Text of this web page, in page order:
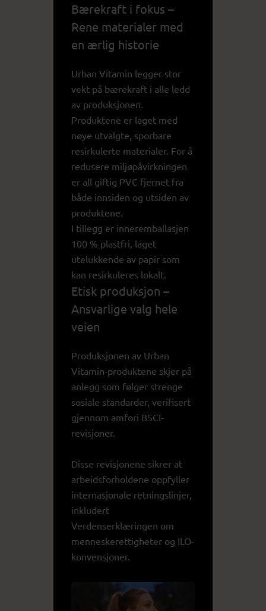
Bærekraft i fokus –
Rene materialer med
en ærlig historie
Urban Vitamin legger stor
vekt på bærekraft i alle ledd
av produksjonen.
Produktene er laget med
nøye utvalgte, sporbare
resirkulerte materialer. For å
redusere miljøpåvirkningen
er all giftig PVC fjernet fra
både innsiden og utsiden av
produktene.
I tillegg er inneremballasjen
100 % plastfri, laget
utelukkende av papir som
kan resirkuleres lokalt.
Etisk produksjon –
Ansvarlige valg hele
veien
Produksjonen av Urban
Vitamin-produktene skjer på
anlegg som følger strenge
sosiale standarder, verifisert
gjennom amfori BSCI-
revisjoner.
Disse revisjonene sikrer at
arbeidsforholdene oppfyller
internasjonale retningslinjer,
inkludert
Verdenserklæringen om
menneskerettigheter og ILO-
konvensjoner.